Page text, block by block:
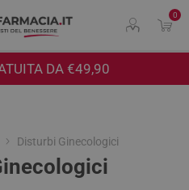
0
DA €49,90
Disturbi Ginecologici